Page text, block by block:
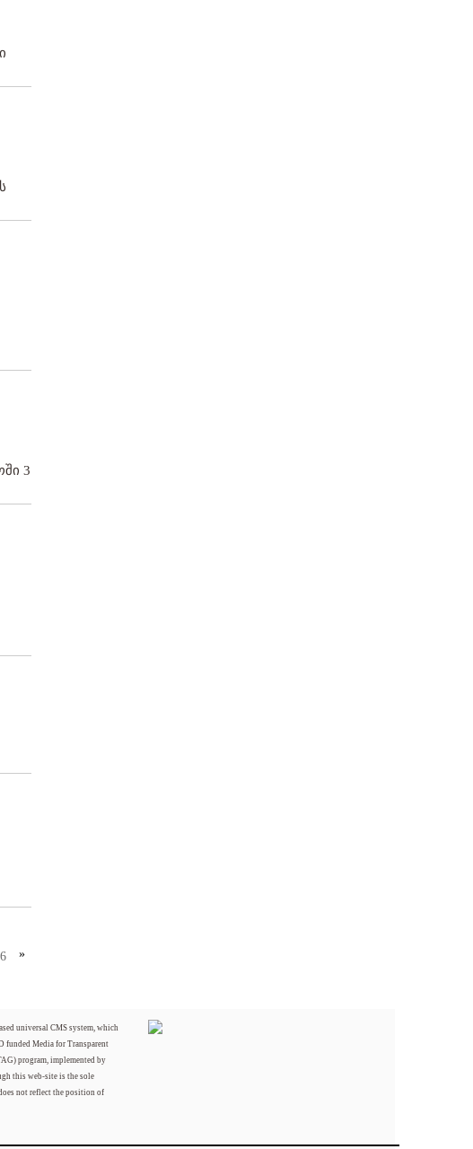
3
»
universal CMS system, which
funded Media for Transparent
program, implemented by
this web-site is the sole
not reflect the position of